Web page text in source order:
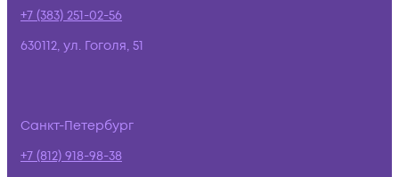
+7 (383) 251-02-56
630112, ул. Гоголя, 51
Санкт-Петербург
+7 (812) 918-98-38